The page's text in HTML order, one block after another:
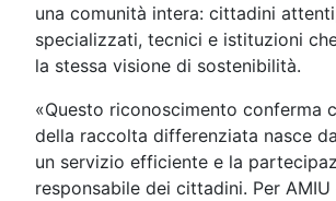
una comunità intera: cittadini
specializzati, tecnici e istituzioni
la stessa visione di sostenibilità.
«Questo riconoscimento conferma
della raccolta differenziata nasce
un servizio efficiente e la
responsabile dei cittadini. Per